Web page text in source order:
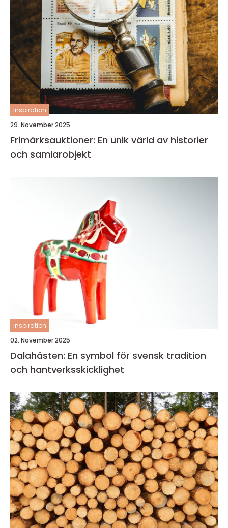
inspiration
29. November 2025
Frimärksauktioner: En unik värld av historier
och samlarobjekt
inspiration
02. November 2025
Dalahästen: En symbol för svensk tradition
och hantverksskicklighet